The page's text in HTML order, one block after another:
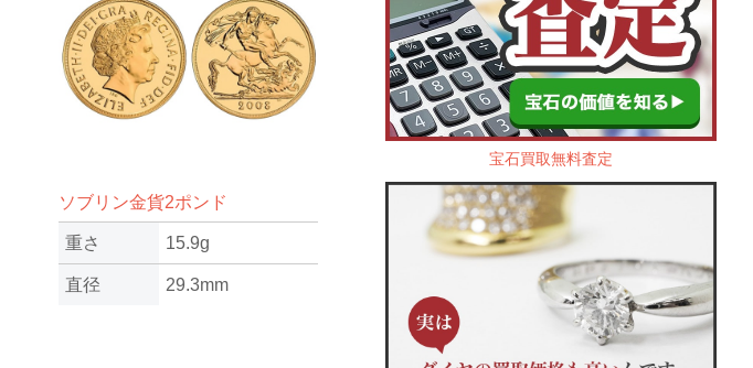
ソブリン金貨2ポンド
重さ 15.9g
直径 29.3mm
宝石買取無料査定